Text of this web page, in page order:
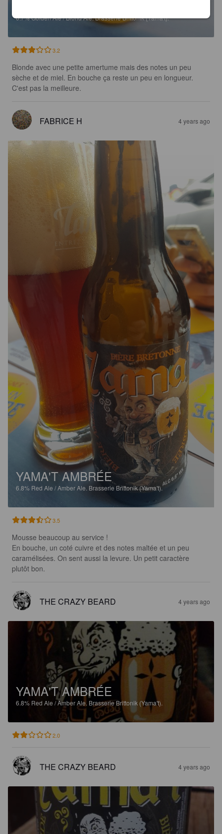
6.7%Golden Ale / Blond Ale.Brasserie Brittonik (Yama't).
3.2
Blonde avec une petite amertume mais des notes un peu
sèche et de miel. En bouche ça reste un peu en longueur.
C'est pas la meilleure.
FABRICE H 4 years ago
YAMA'T AMBRÉE
6.8% Red Ale / Amber Ale. Brasserie Brittonik (Yama't).
3.5
Mousse beaucoup au service !
En bouche, un coté cuivre et des notes maltée et un peu
caramélisées. On sent aussi la levure. Un petit caractère
plutôt bon.
THE CRAZY BEARD 4 years ago
YAMA'T AMBRÉE
6.8% Red Ale / Amber Ale. Brasserie Brittonik (Yama't).
2.0
THE CRAZY BEARD 4 years ago